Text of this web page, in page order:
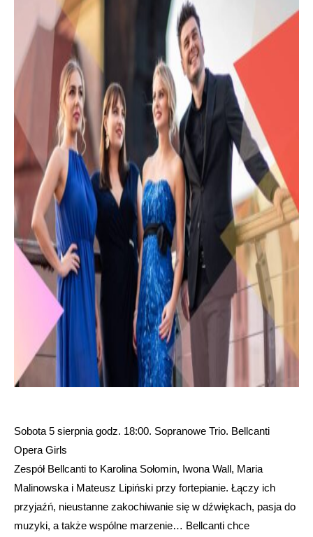
Sobota 5 sierpnia godz. 18:00. Sopranowe Trio. Bellcanti
Opera Girls
Zespół Bellcanti to Karolina Sołomin, Iwona Wall, Maria
Malinowska i Mateusz Lipiński przy fortepianie. Łączy ich
przyjaźń, nieustanne zakochiwanie się w dźwiękach, pasja do
muzyki, a także wspólne marzenie… Bellcanti chce